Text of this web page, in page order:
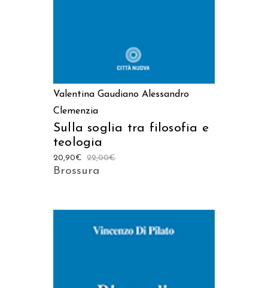
Valentina Gaudiano Alessandro
Clemenzia
Sulla soglia tra filosofia e
teologia
22,00€
20,90€
Brossura